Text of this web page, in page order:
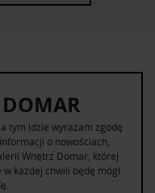
DOMAR
tym idzie wyrażam zgodę
o nowościach,
Wnętrz Domar, której
każdej chwili będę mógł